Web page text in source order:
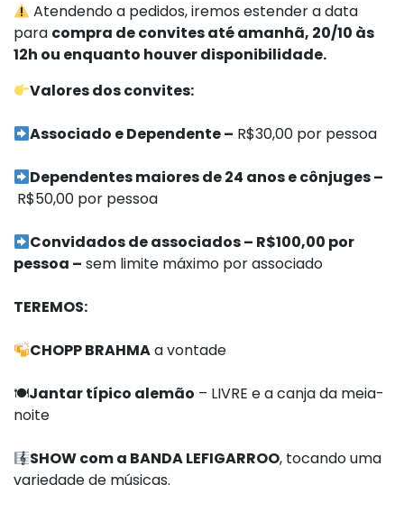
Atendendo a pedidos, iremos estender a data
para compra de convites até amanhã, 20/10 às
12h ou enquanto houver disponibilidade.
Valores dos convites:
Associado e Dependente – R$30,00 por pessoa
Dependentes maiores de 24 anos e cônjuges –
R$50,00 por pessoa
Convidados de associados – R$100,00 por
pessoa – sem limite máximo por associado
TEREMOS:
CHOPP BRAHMAa vontade
🍽Jantar típico alemão – LIVRE e a canja da meia-
noite
SHOW com a BANDA LEFIGARROO, tocando uma
variedade de músicas.